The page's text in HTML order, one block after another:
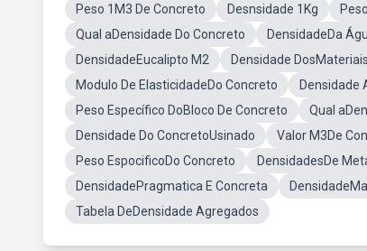
Peso 1M3 De Concreto Desnsidade 1Kg
Qual aDensidade Do Concreto
DensidadeDa
DensidadeEucalipto M2
Densidade
Modulo De ElasticidadeDo Concreto
Densidade
Peso Específico DoBloco De Concreto
Qual
Densidade Do ConcretoUsinado
Valor M3De
Peso EspocificoDo Concreto
DensidadesDe
DensidadePragmatica E Concreta
Tabela DeDensidade Agregados